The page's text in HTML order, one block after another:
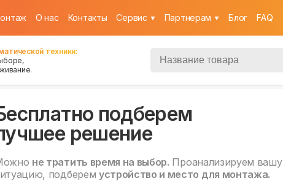
О нас Контакты Cервис Партнерам Блог FAQ
техники:
подберем
решение
не тратить время на выбор. Проанализируем вашу
подберем устройство и место для монтажа.